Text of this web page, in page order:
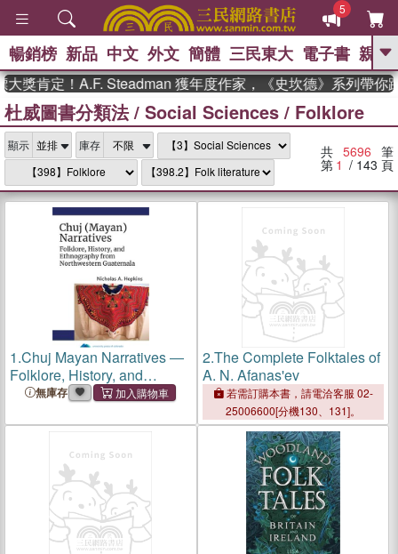
5
GO
熱搜： 東野圭吾 、 高希均教授回憶錄
、 The Odyssey 、 父親節 、 如果歷
史是一群喵 、 暑期推薦 、 國際布克
獎 臺灣漫遊錄 、 方念華 、 台灣的李
登輝時代 、 數學女孩：黎曼猜想
偉大的迷走神經
暢銷榜 新品 中文 外文 簡體 三民東大 電子書 親子
定！A.F. Steadman 獲年度作家，《史坎德》系列帶你踏上熱
杜威圖書分類法/ Social Sciences / Folklore
顯示 庫存 共 5696 筆
第 1 / 143 頁
1.Chuj Mayan Narratives ―
Folklore, History, and
Ethnography from
無庫存
2.The Complete Folktales of
A. N. Afanas'ev
若需訂購本書，請電洽客服 02-
25006600[分機130、131]。